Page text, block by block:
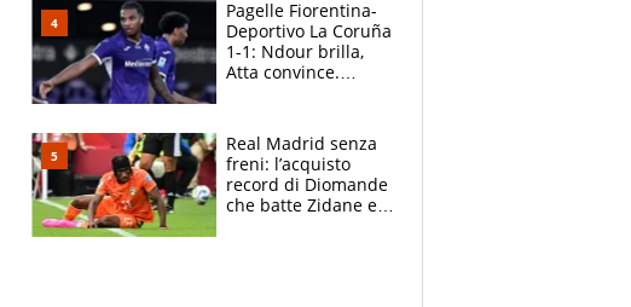
Pagelle Fiorentina-
Deportivo La Coruña
1-1: Ndour brilla,
Atta convince.
Real Madrid senza
freni: l’acquisto
record di Diomande
che batte Zidane e